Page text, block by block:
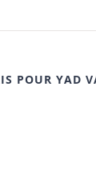
POUR YAD